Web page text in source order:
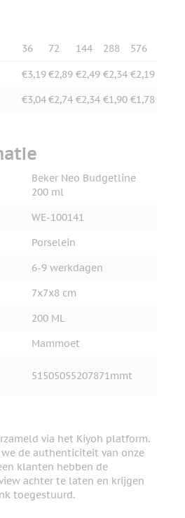
36 72 144 288 576
€3,19€2,89 €2,49 €2,34 €2,19
€3,04€2,74 €2,34 €1,90 €1,78
Beker Neo Budgetline
200 ml
WE-100141
Porselein
6-9 werkdagen
7x7x8 cm
200 ML
Mammoet
51505055207871mmt
via het Kiyoh platform.
de authenticiteit van onze
klanten hebben de
achter te laten en krijgen
toegestuurd.